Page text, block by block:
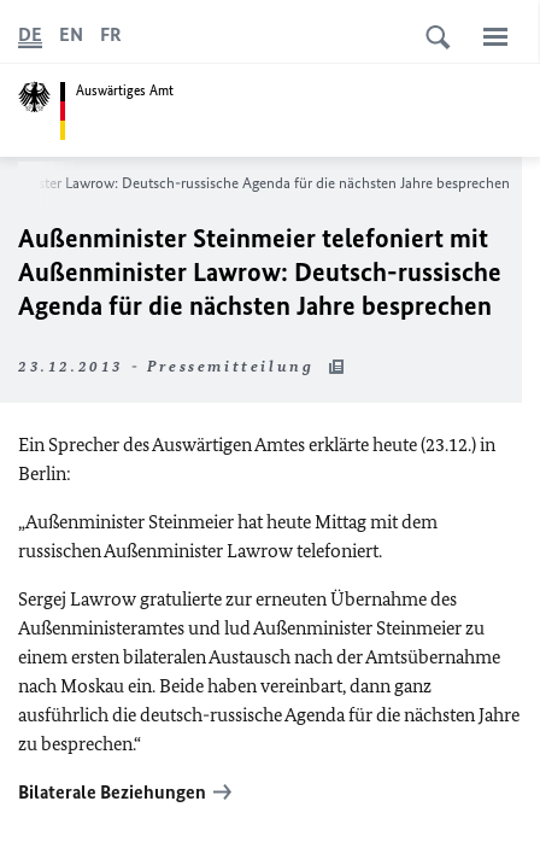
Auswärtiges Amt
DE EN FR
Lawrow: Deutsch-russische Agenda für die nächsten Jahre besprechen
Außenminister Steinmeier telefoniert mit
Außenminister Lawrow: Deutsch-russische
Agenda für die nächsten Jahre besprechen
23.12.2013 - Pressemitteilung
Ein Sprecher des Auswärtigen Amtes erklärte heute (23.12.) in
Berlin:
„Außenminister Steinmeier hat heute Mittag mit dem
russischen Außenminister Lawrow telefoniert.
Sergej Lawrow gratulierte zur erneuten Übernahme des
Außenministeramtes und lud Außenminister Steinmeier zu
einem ersten bilateralen Austausch nach der Amtsübernahme
nach Moskau ein. Beide haben vereinbart, dann ganz
ausführlich die deutsch-russische Agenda für die nächsten Jahre
zu besprechen.“
Bilaterale Beziehungen